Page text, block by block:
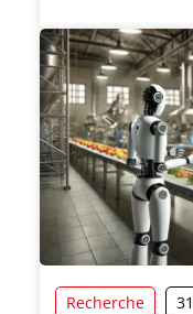
Recherche